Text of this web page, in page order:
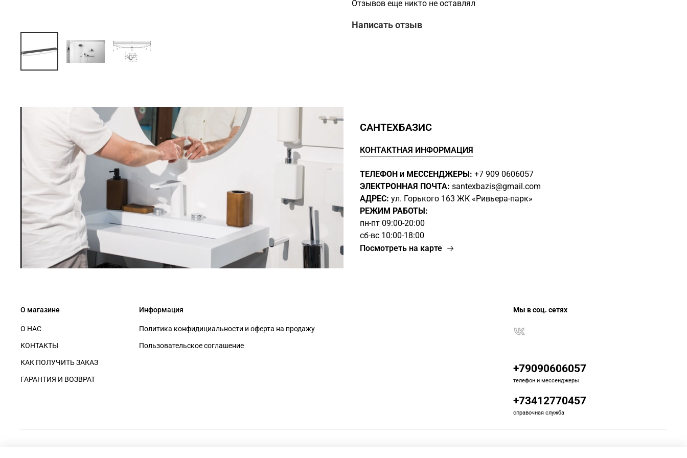
изготовлено из прочных материалов, которые обеспечивают
долговечность и надёжность использования. Вы можете быть уверены,
Глубина: 8.2 см
Особенности:
Латунь / стекло
Поверхность: матовая
Отзывов еще никто не оставлял
Написать отзыв
САНТЕХБАЗИС
КОНТАКТНАЯ ИНФОРМАЦИЯ
ТЕЛЕФОН и МЕССЕНДЖЕРЫ: +7 909 0606057
ЭЛЕКТРОННАЯ ПОЧТА: santexbazis@gmail.com
АДРЕС: ул. Горького 163 ЖК «Ривьера-парк»
РЕЖИМ РАБОТЫ:
пн-пт 09:00-20:00
сб-вс 10:00-18:00
Посмотреть на карте
О магазине
О НАС
КОНТАКТЫ
КАК ПОЛУЧИТЬ ЗАКАЗ
ГАРАНТИЯ И ВОЗВРАТ
Информация
Политика конфидициальности и оферта на продажу
Пользовательское соглашение
Мы в соц. сетях
+79090606057
телефон и мессенджеры
+73412770457
справочная служба